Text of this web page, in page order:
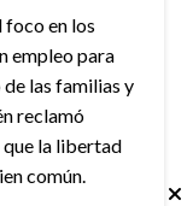
foco en los
empleo para
las familias y
reclamó
que la libertad
común.